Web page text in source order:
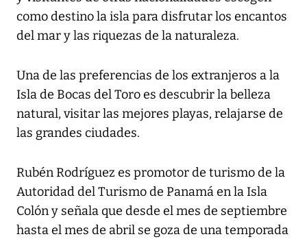
como destino la isla para disfrutar los encantos
del mar y las riquezas de la naturaleza.
Una de las preferencias de los extranjeros a la
Isla de Bocas del Toro es descubrir la belleza
natural, visitar las mejores playas, relajarse de
las grandes ciudades.
Rubén Rodríguez es promotor de turismo de la
Autoridad del Turismo de Panamá en la Isla
Colón y señala que desde el mes de septiembre
hasta el mes de abril se goza de una temporada